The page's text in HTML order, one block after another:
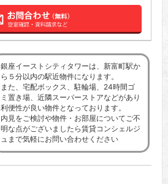
銀座イーストシティタワーは、新富町駅か
ら５分以内の駅近物件になります。
また、宅配ボックス、駐輪場、24時間ゴ
ミ置き場、近隣スーパーストアなどがあり
利便性が良い物件となっております。
内見をご検討や物件・お部屋についてご不
明な点がございましたら賃貸コンシェルジ
ュまで気軽にお問い合わせください